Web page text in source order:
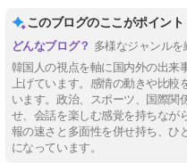
このブログのここがポイント
多様なジャンル
韓国人の視点を軸に国内外の出来
上げています。感情の動きや比較
います。政治、スポーツ、国際関
せ、会話を楽しむ感覚を持ちなが
報の速さと多面性を併せ持ち、ひ
になっています。